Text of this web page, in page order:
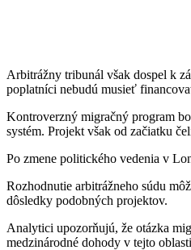
Arbitrážny tribunál však dospel k
poplatníci nebudú musieť
Kontroverzný migračný program
systém. Projekt však od začiatku
Po zmene politického vedenia v
Rozhodnutie arbitrážneho súdu
dôsledky podobných projektov.
Analytici upozorňujú, že otázka
medzinárodné dohody v tejto